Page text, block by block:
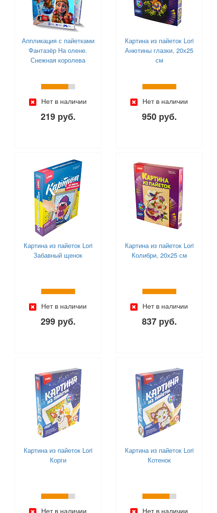
Аппликация с пайетками
Фантазёр На олене.
Снежная королева
Нет в наличии
219 руб.
Картина из пайеток Lori
Анютины глазки, 20х25
см
Нет в наличии
950 руб.
Картина из пайеток Lori
Забавный щенок
Нет в наличии
299 руб.
Картина из пайеток Lori
Колибри, 20х25 см
Нет в наличии
837 руб.
Картина из пайеток Lori
Корги
Нет в наличии
Картина из пайеток Lori
Котенок
Нет в наличии